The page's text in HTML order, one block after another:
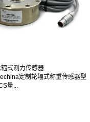
式测力传感器
定制轮辐式称重传感器型
量...